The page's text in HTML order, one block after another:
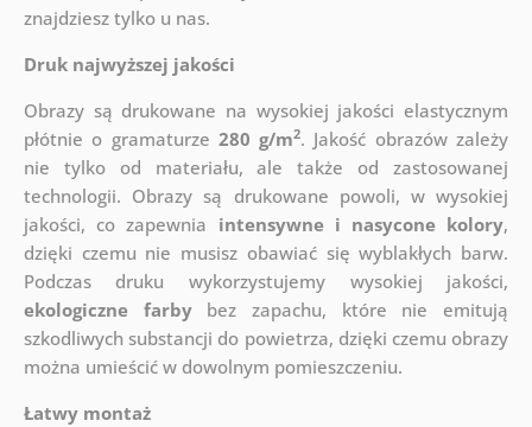
znajdziesz tylko u nas.
Druk najwyższej jakości
Obrazy są drukowane na wysokiej jakości elastycznym
płótnie o gramaturze 280 g/m2. Jakość obrazów zależy
nie tylko od materiału, ale także od zastosowanej
technologii. Obrazy są drukowane powoli, w wysokiej
jakości, co zapewnia intensywne i nasycone kolory,
dzięki czemu nie musisz obawiać się wyblakłych barw.
Podczas druku wykorzystujemy wysokiej jakości,
ekologiczne farbybez zapachu, które nie emitują
szkodliwych substancji do powietrza, dzięki czemu obrazy
można umieścić w dowolnym pomieszczeniu.
Łatwy montaż